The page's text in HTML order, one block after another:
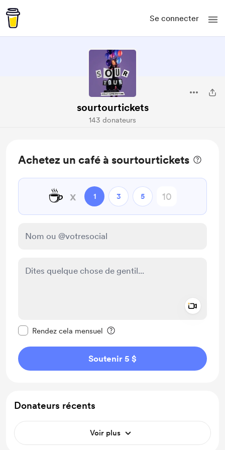
Se connecter
sourtourtickets
143 donateurs
Achetez un café à sourtourtickets
☕ x 1 3 5
Rendez cela mensuel
Soutenir 5 $
Donateurs récents
Voir plus